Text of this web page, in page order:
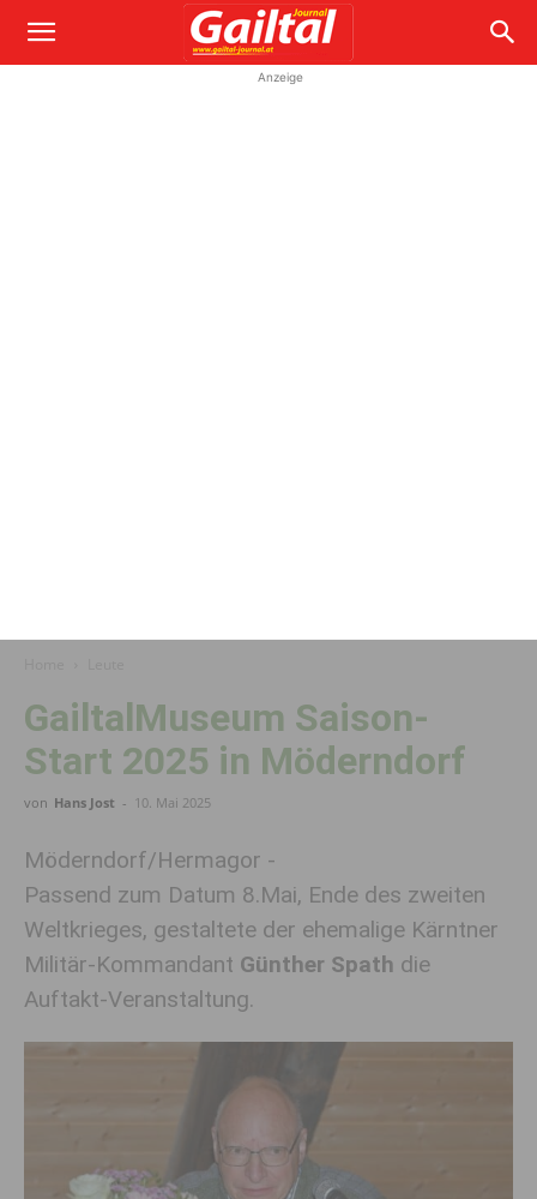
Anzeige
GailtalMuseum Saison-
Start 2025 in Möderndorf
von Hans Jost - 10. Mai 2025
Möderndorf/Hermagor -
Passend zum Datum 8.Mai, Ende des zweiten
Weltkrieges, gestaltete der ehemalige Kärntner
Militär-Kommandant Günther Spath die
Auftakt-Veranstaltung.